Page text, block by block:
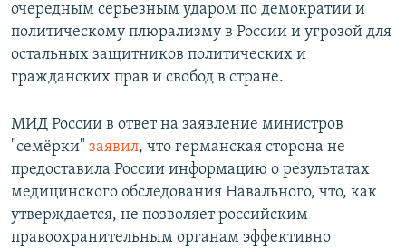
очередным серьезным ударом по демократии и
политическому плюрализму в России и угрозой для
остальных защитников политических и
гражданских прав и свобод в стране.
МИД России в ответ на заявление министров
"семёрки" заявил, что германская сторона не
предоставила России информацию о результатах
медицинского обследования Навального, что, как
утверждается, не позволяет российским
правоохранительным органам эффективно